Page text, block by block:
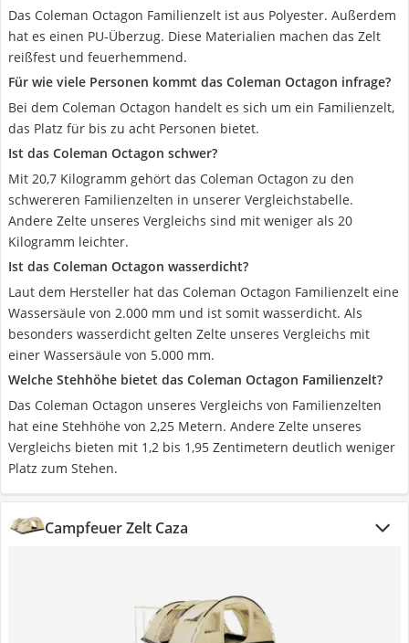
Das Coleman Octagon Familienzelt ist aus Polyester. Außerdem
hat es einen PU-Überzug. Diese Materialien machen das Zelt
reißfest und feuerhemmend.
Für wie viele Personen kommt das Coleman Octagon infrage?
Bei dem Coleman Octagon handelt es sich um ein Familienzelt,
das Platz für bis zu acht Personen bietet.
Ist das Coleman Octagon schwer?
Mit 20,7 Kilogramm gehört das Coleman Octagon zu den
schwereren Familienzelten in unserer Vergleichstabelle.
Andere Zelte unseres Vergleichs sind mit weniger als 20
Kilogramm leichter.
Ist das Coleman Octagon wasserdicht?
Laut dem Hersteller hat das Coleman Octagon Familienzelt eine
Wassersäule von 2.000 mm und ist somit wasserdicht. Als
besonders wasserdicht gelten Zelte unseres Vergleichs mit
einer Wassersäule von 5.000 mm.
Welche Stehhöhe bietet das Coleman Octagon Familienzelt?
Das Coleman Octagon unseres Vergleichs von Familienzelten
hat eine Stehhöhe von 2,25 Metern. Andere Zelte unseres
Vergleichs bieten mit 1,2 bis 1,95 Zentimetern deutlich weniger
Platz zum Stehen.
Campfeuer Zelt Caza